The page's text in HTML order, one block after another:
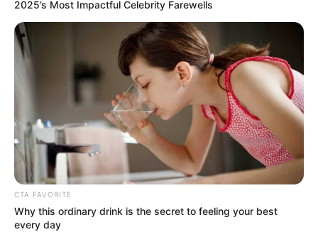
COMPARTIR
ALERTA BOGOTÁ EN GOOGLE NEWS
TEMAS RELACIONADOS
BOCAGRANDE
NOTICIAS CARTAGENA
INUNDACIONES
OBRAS DE INFRAESTRUCTURA
DUMEK TURBAY
ALERTA CARTAGENA
CASTILLOGRANDE
2025’s Most Impactful Celebrity Farewells
CTA FAVORITE
Why this ordinary drink is the secret to feeling your best
every day